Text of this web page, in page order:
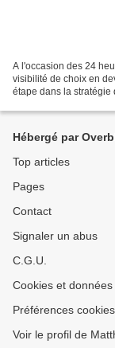
A l'occasion des 24
visibilité de choix en
étape dans la stratégie
Hébergé par
Top articles
Pages
Contact
Signaler un abus
C.G.U.
Cookies et
Préférences cookies
Voir le profil de